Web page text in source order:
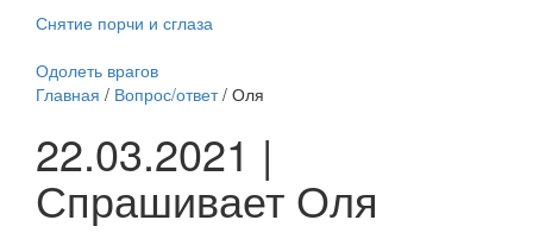
Снятие порчи и сглаза
Одолеть врагов
Главная / Вопрос/ответ/ Оля
22.03.2021 |
Спрашивает Оля